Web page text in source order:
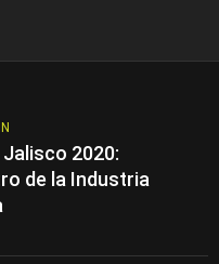
2020:
de la Industria